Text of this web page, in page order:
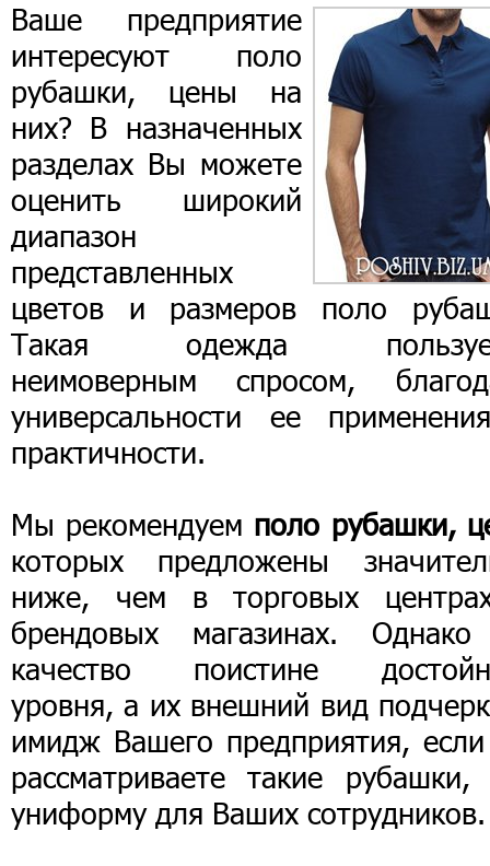
Ваше предприятие
интересуют поло
рубашки, цены на
них? В назначенных
разделах Вы можете
оценить широкий
диапазон
представленных
цветов и размеров поло
Такая одежда
неимоверным спросом,
универсальности ее
практичности.
Мы рекомендуем поло рубашки,
которых предложены
ниже, чем в торговых
брендовых магазинах.
качество поистине
уровня, а их внешний вид
имидж Вашего предприятия,
рассматриваете такие рубашки,
униформу для Ваших сотрудников.